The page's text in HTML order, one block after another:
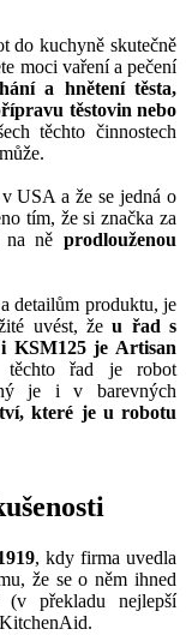
do kuchyně skutečně
moci vaření a pečení
a hnětení těsta,
těstovin nebo
těchto činnostech
USA a že se jedná o
tím, že si značka za
na ně prodlouženou
detailům produktu, je
uvést, žeu řad s
KSM125 je Artisan
řad je robot
je i v barevných
které je u robotu
, kdy firma uvedla
že se o něm ihned
(v překladu nejlepší